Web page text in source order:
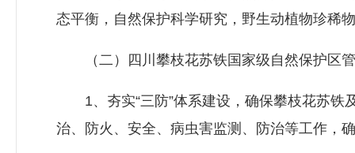
态平衡，自然保护科学研究，野生动植物珍稀
（二）四川攀枝花苏铁国家级自然保护区管
1、夯实“三防”体系建设，确保攀枝花苏铁
治、防火、安全、病虫害监测、防治等工作，